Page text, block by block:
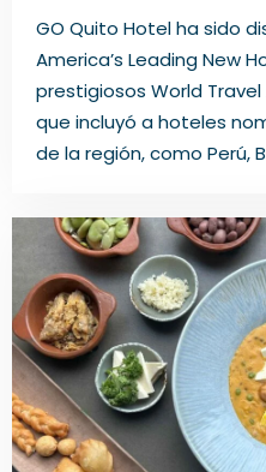
GO Quito Hotel ha sido
America’s Leading New
prestigiosos World
que incluyó a hoteles
de la región, como Perú,